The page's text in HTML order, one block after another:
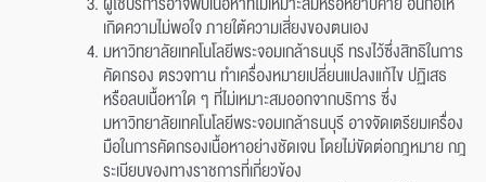
เกิดความไม่พอใจ ภายใต้ความเสี่ยงของตนเอง
มหาวิทยาลัยเทคโนโลยีพระจอมเกล้าธนบุรี ทรงไว้ซึ่งสิทธิในการ
คัดกรอง ตรวจทาน ทำเครื่องหมายเปลี่ยนแปลงแก้ไข ปฏิเสธ
หรือลบเนื้อหาใด ๆ ที่ไม่เหมาะสมออกจากบริการ ซึ่ง
มหาวิทยาลัยเทคโนโลยีพระจอมเกล้าธนบุรี อาจจัดเตรียมเครื่อง
มือในการคัดกรองเนื้อหาอย่างชัดเจน โดยไม่ขัดต่อกฎหมาย กฎ
ระเบียบของทางราชการที่เกี่ยวข้อง